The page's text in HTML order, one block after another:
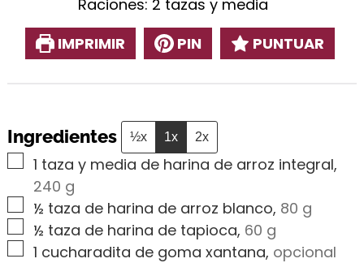
Raciones: 2 tazas y media
IMPRIMIR
PIN PUNTUAR
Ingredientes ½x 1x 2x
▢1 taza y media de harina de arroz integral,
240 g
▢
½ taza de harina de arroz blanco, 80 g
▢
½ taza de harina de tapioca, 60 g
▢1 cucharadita de goma xantana, opcional